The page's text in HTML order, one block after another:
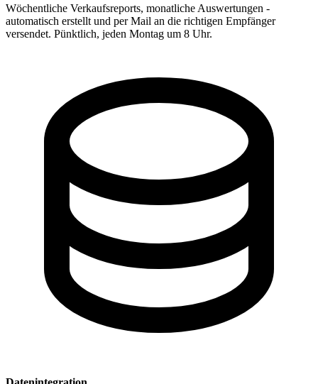
Wöchentliche Verkaufsreports, monatliche Auswertungen -
automatisch erstellt und per Mail an die richtigen Empfänger
versendet. Pünktlich, jeden Montag um 8 Uhr.